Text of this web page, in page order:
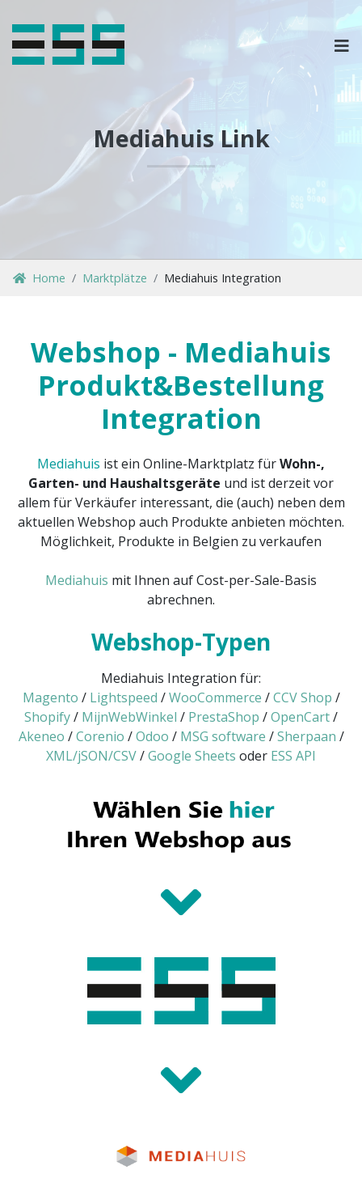
Mediahuis Link
Home Marktplätze Mediahuis Integration
Webshop - Mediahuis
Produkt&Bestellung
Integration
Mediahuis ist ein Online-Marktplatz fürWohn-,
Garten- und Haushaltsgeräte und ist derzeit vor
allem für Verkäufer interessant, die (auch) neben dem
aktuellen Webshop auch Produkte anbieten möchten.
Möglichkeit, Produkte in Belgien zu verkaufen
Mediahuis mit Ihnen auf Cost-per-Sale-Basis
abrechnen.
Webshop-Typen
Mediahuis Integration für:
Magento / Lightspeed /WooCommerce /CCV Shop /
Shopify/ MijnWebWinkel / PrestaShop /OpenCart/
Akeneo /Corenio /Odoo / MSG software /Sherpaan /
XML/jSON/CSV/Google Sheets oder ESS API
OPLOSSINGEN
MARKETPLACES & DATAFEEDS
WEBSHOPTYPES
CONTACT